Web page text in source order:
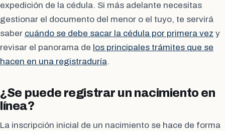
expedición de la cédula. Si más adelante necesitas
gestionar el documento del menor o el tuyo, te servirá
saber cuándo se debe sacar la cédula por primera vez y
revisar el panorama de los principales trámites que se
hacen en una registraduría.
¿Se puede registrar un nacimiento en
línea?
La inscripción inicial de un nacimiento se hace de forma